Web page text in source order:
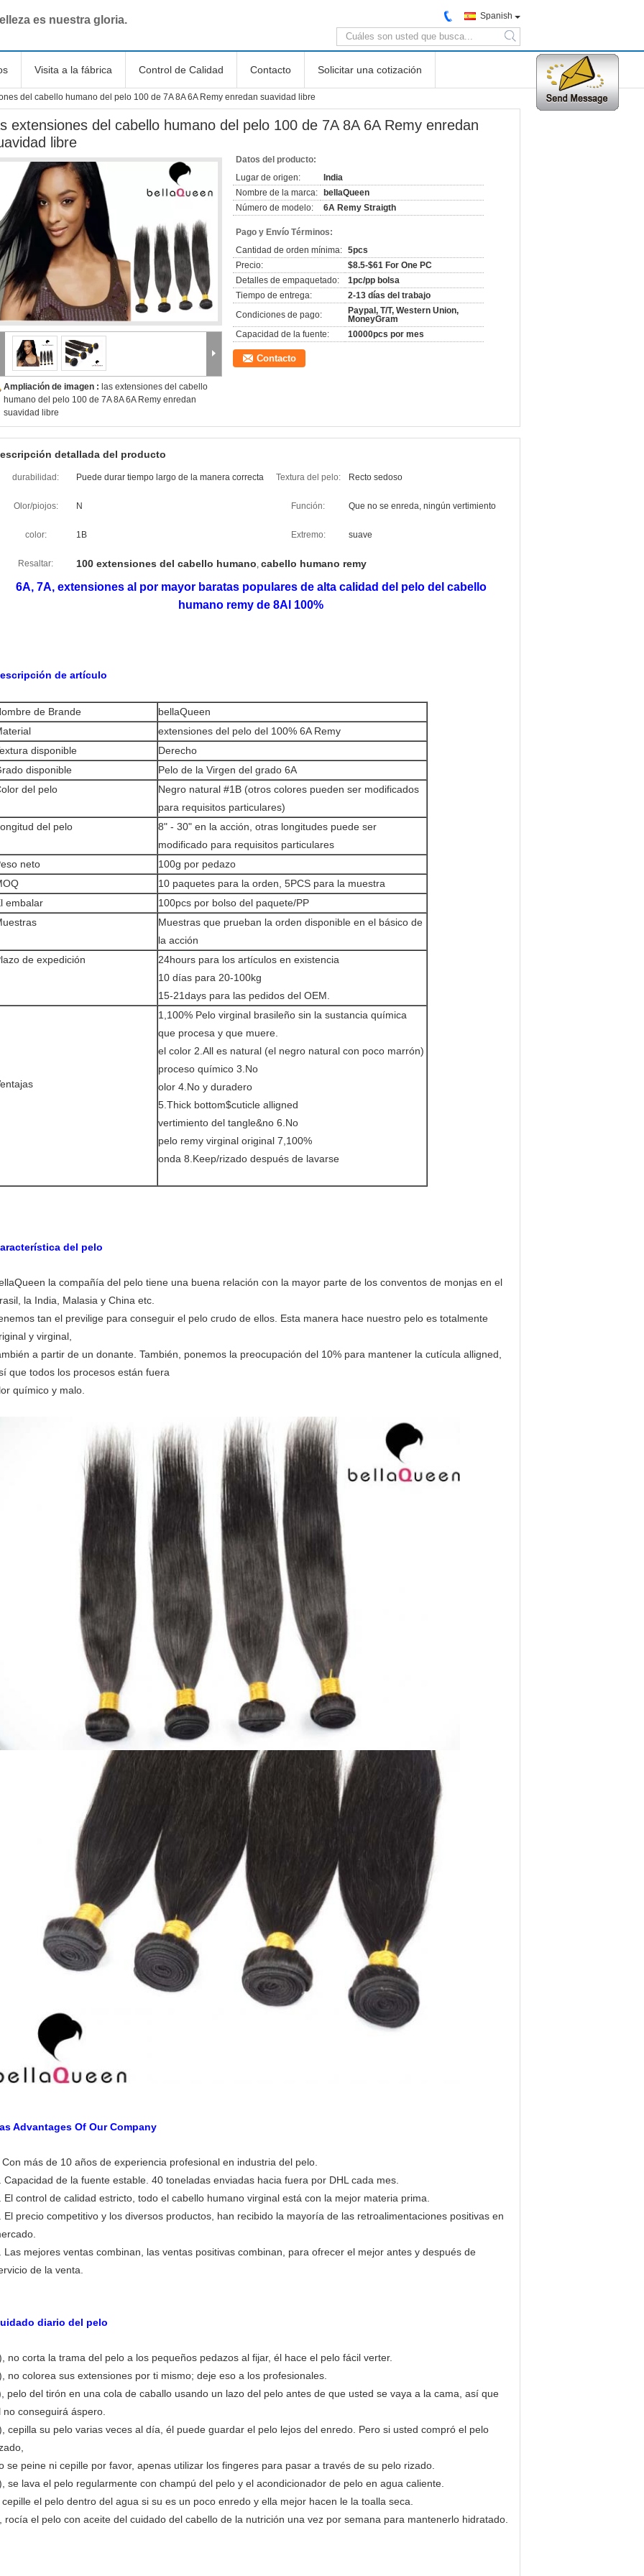
es nuestra gloria. Spanish
search
Visita a la fábrica Control de Calidad Contacto Solicitar una cotización
del cabello humano del pelo 100 de 7A 8A 6A Remy enredan suavidad libre
extensiones del cabello humano del pelo 100 de 7A 8A 6A Remy enredan
libre
Ampliación de imagen : las extensiones del cabello
humano del pelo 100 de 7A 8A 6A Remy enredan
suavidad libre
Datos del producto:
Lugar de origen:
India
Nombre de la marca:
bellaQueen
Número de modelo:
6A Remy Straigth
Pago y Envío Términos:
Cantidad de orden mínima: 5pcs
Precio:
$8.5-$61 For One PC
Detalles de empaquetado:
1pc/pp bolsa
Tiempo de entrega:
2-13 días del trabajo
Condiciones de pago:
Paypal, T/T, Western Union,
MoneyGram
Capacidad de la fuente:
10000pcs por mes
Contacto
detallada del producto
durabilidad: Puede durar tiempo largo de la manera correcta Textura del pelo: Recto sedoso
Olor/piojos: N Función: Que no se enreda, ningún vertimiento
color: 1B Extremo: suave
Resaltar: 100 extensiones del cabello humano, cabello humano remy
6A, 7A, extensiones al por mayor baratas populares de alta calidad del pelo del cabello
humano remy de 8Al 100%
de artículo
de Brande
bellaQueen
extensiones del pelo del 100% 6A Remy
disponible
Derecho
disponible
Pelo de la Virgen del grado 6A
del pelo
Negro natural #1B (otros colores pueden ser modificados
para requisitos particulares)
del pelo
8" - 30" en la acción, otras longitudes puede ser
modificado para requisitos particulares
neto
100g por pedazo
10 paquetes para la orden, 5PCS para la muestra
embalar
100pcs por bolso del paquete/PP
Muestras que prueban la orden disponible en el básico de
la acción
de expedición
24hours para los artículos en existencia
10 días para 20-100kg
15-21days para las pedidos del OEM.
1,100% Pelo virginal brasileño sin la sustancia química
que procesa y que muere.
el color 2.All es natural (el negro natural con poco marrón)
proceso químico 3.No
olor 4.No y duradero
5.Thick bottom$cuticle alligned
vertimiento del tangle&no 6.No
pelo remy virginal original 7,100%
onda 8.Keep/rizado después de lavarse
del pelo
la compañía del pelo tiene una buena relación con la mayor parte de los conventos de monjas en el
la India, Malasia y China etc.
tan el previlige para conseguir el pelo crudo de ellos. Esta manera hace nuestro pelo es totalmente
y virginal,
a partir de un donante. También, ponemos la preocupación del 10% para mantener la cutícula alligned,
que todos los procesos están fuera
químico y malo.
Advantages Of Our Company
Con más de 10 años de experiencia profesional en industria del pelo.
Capacidad de la fuente estable. 40 toneladas enviadas hacia fuera por DHL cada mes.
El control de calidad estricto, todo el cabello humano virginal está con la mejor materia prima.
El precio competitivo y los diversos productos, han recibido la mayoría de las retroalimentaciones positivas en
Las mejores ventas combinan, las ventas positivas combinan, para ofrecer el mejor antes y después de
de la venta.
diario del pelo
no corta la trama del pelo a los pequeños pedazos al fijar, él hace el pelo fácil verter.
no colorea sus extensiones por ti mismo; deje eso a los profesionales.
pelo del tirón en una cola de caballo usando un lazo del pelo antes de que usted se vaya a la cama, así que
no conseguirá áspero.
cepilla su pelo varias veces al día, él puede guardar el pelo lejos del enredo. Pero si usted compró el pelo
se peine ni cepille por favor, apenas utilizar los fingeres para pasar a través de su pelo rizado.
se lava el pelo regularmente con champú del pelo y el acondicionador de pelo en agua caliente.
cepille el pelo dentro del agua si su es un poco enredo y ella mejor hacen le la toalla seca.
rocía el pelo con aceite del cuidado del cabello de la nutrición una vez por semana para mantenerlo hidratado.